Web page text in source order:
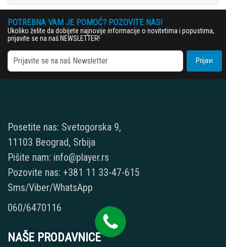
POTREBNA VAM JE POMOĆ? POZOVITE NAS!
Ukoliko želite da dobijete najnovije informacije o novitetima i popustima,
prijavite se na naš NEWSLETTER!
Prijavi
Posetite nas: Svetogorska 9,
11103 Beograd, Srbija
Pišite nam: info@player.rs
Pozovite nas: +381 11 33-47-615
Sms/Viber/WhatsApp
060/6470116
NAŠE PRODAVNICE